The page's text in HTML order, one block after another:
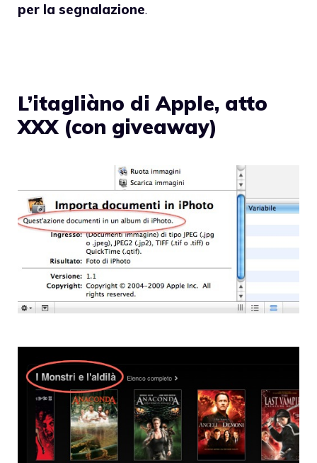
per la segnalazione.
L’itagliàno di Apple, atto
XXX (con giveaway)